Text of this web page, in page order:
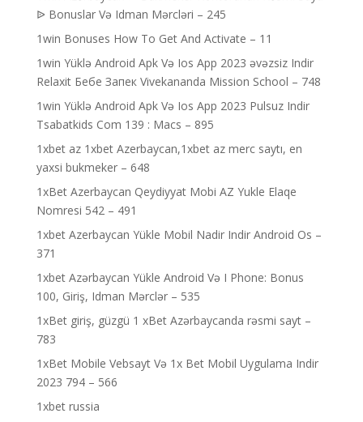
ᐉ Bonuslar Və Idman Mərcləri – 245
1win Bonuses How To Get And Activate – 11
1win Yüklə Android Apk Və Ios App 2023 əvəzsiz Indir
Relaxit Бебе Запек Vivekananda Mission School – 748
1win Yüklə Android Apk Və Ios App 2023 Pulsuz Indir
Tsabatkids Com 139 : Macs – 895
1xbet az 1xbet Azerbaycan,1xbet az merc saytı, en
yaxsi bukmeker – 648
1xBet Azerbaycan Qeydiyyat Mobi AZ Yukle Elaqe
Nomresi 542 – 491
1xbet Azerbaycan Yükle Mobil Nadir Indir Android Os –
371
1xbet Azərbaycan Yükle Android Və I Phone: Bonus
100, Giriş, Idman Mərclər – 535
1xBet giriş, güzgü 1 xBet Azərbaycanda rəsmi sayt –
783
1xBet Mobile Vebsayt Və 1x Bet Mobil Uygulama Indir
2023 794 – 566
1xbet russia